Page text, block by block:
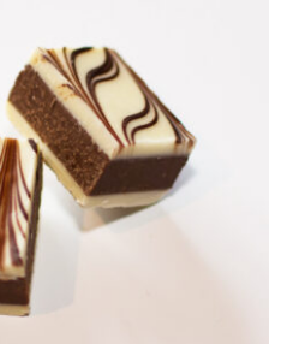
DÉTAILS